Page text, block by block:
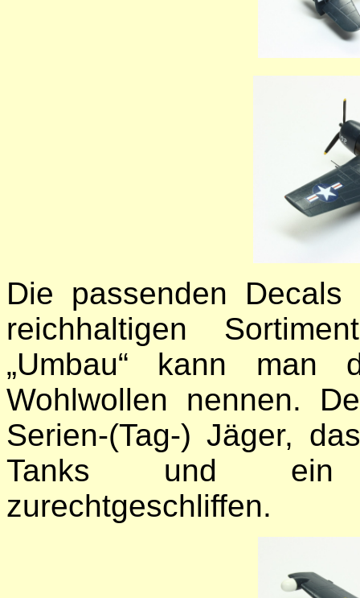
Die passenden
reichhaltigen
„Umbau“ kann
Wohlwollen nennen.
Serien-(Tag-) Jäger,
Tanks und ein
zurechtgeschliffen.